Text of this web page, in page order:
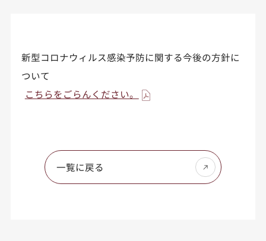
新型コロナウィルス感染予防に関する今後の方針に
ついて
こちらをごらんください。
一覧に戻る